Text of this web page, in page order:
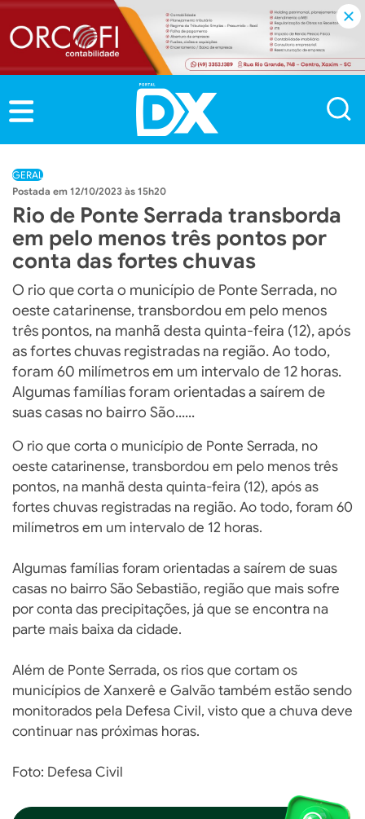
GERAL
12/10/2023 às 15h20
Rio de Ponte Serrada transborda
em pelo menos três pontos por
conta das fortes chuvas
O rio que corta o município de Ponte Serrada, no
oeste catarinense, transbordou em pelo menos
três pontos, na manhã desta quinta-feira (12), após
as fortes chuvas registradas na região. Ao todo,
foram 60 milímetros em um intervalo de 12 horas.
Algumas famílias foram orientadas a saírem de
suas casas no bairro São......
O rio que corta o município de Ponte Serrada, no
oeste catarinense, transbordou em pelo menos três
pontos, na manhã desta quinta-feira (12), após as
fortes chuvas registradas na região. Ao todo, foram 60
milímetros em um intervalo de 12 horas.
Algumas famílias foram orientadas a saírem de suas
casas no bairro São Sebastião, região que mais sofre
por conta das precipitações, já que se encontra na
parte mais baixa da cidade.
Além de Ponte Serrada, os rios que cortam os
municípios de Xanxerê e Galvão também estão sendo
monitorados pela Defesa Civil, visto que a chuva deve
continuar nas próximas horas.
Foto: Defesa Civil